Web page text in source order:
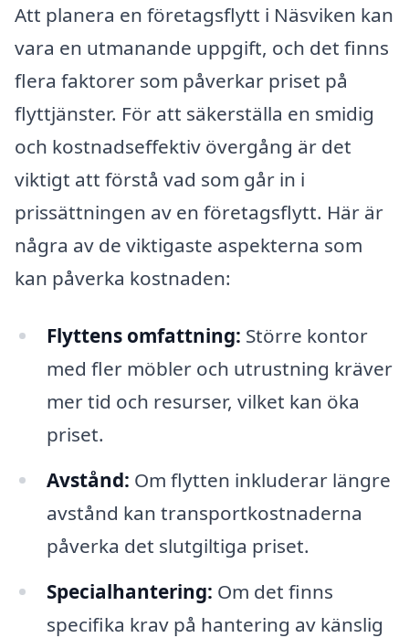
Att planera en företagsflytt i Näsviken kan
vara en utmanande uppgift, och det finns
flera faktorer som påverkar priset på
flyttjänster. För att säkerställa en smidig
och kostnadseffektiv övergång är det
viktigt att förstå vad som går in i
prissättningen av en företagsflytt. Här är
några av de viktigaste aspekterna som
kan påverka kostnaden:
Flyttens omfattning: Större kontor
med fler möbler och utrustning kräver
mer tid och resurser, vilket kan öka
priset.
Avstånd: Om flytten inkluderar längre
avstånd kan transportkostnaderna
påverka det slutgiltiga priset.
Specialhantering: Om det finns
specifika krav på hantering av känslig